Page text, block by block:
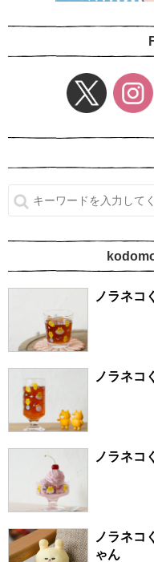
ノラネコ
ゃん